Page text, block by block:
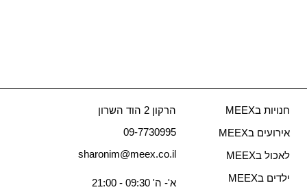
חנויות בMEEX
אירועים בMEEX
לאכול בMEEX
ילדים בMEEX
הרקון 2 הוד השרון
09-7730995
sharonim@meex.co.il
א'- ה' 09:30 - 21:00